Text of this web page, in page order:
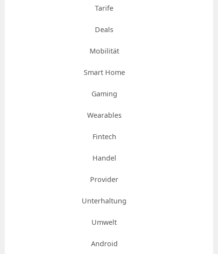
Tarife
Deals
Mobilität
Smart Home
Gaming
Wearables
Fintech
Handel
Provider
Unterhaltung
Umwelt
Android